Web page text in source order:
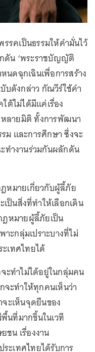
รคเป็นธรรมให้คำมั่นไว้
ดัน ‘พระราชบัญญัติ
นดฉุกเฉินเพื่อการสร้าง
ดังกล่าว กัณวีร์ใช้คำ
ต้ไม่ได้มีแค่เรื่อง
ลายมิติ ทั้งการพัฒนา
ม และการศึกษา ซึ่งจะ
ทำงานร่วมกันผลักดัน
มายเกี่ยวกับผู้ลี้ภัย
เป็นสิ่งที่ทำให้เลือกเดิน
ฎหมายผู้ลี้ภัยเป็น
ะกลุ่มเปราะบางที่ไม่
เทศไทยได้
ะทำไม่ได้อยู่ในกลุ่มคน
ะทำให้ทุกคนเห็นว่า
ะเห็นจุดยืนของ
นที่มากขึ้นในเวที
ชน เรื่องงาน
ะเทศไทยได้รับการ